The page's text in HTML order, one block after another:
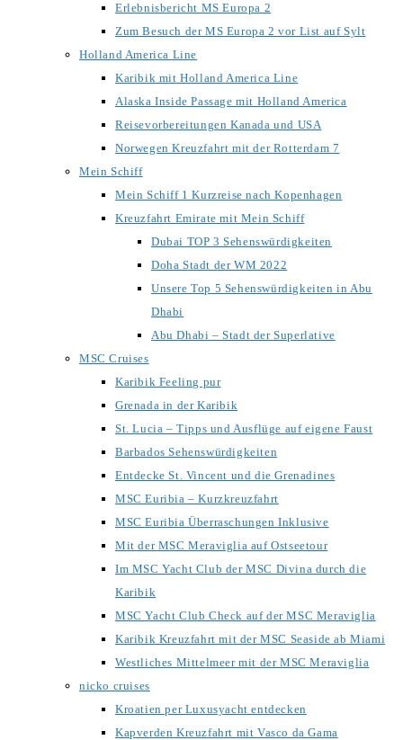
Erlebnisbericht MS Europa 2
Zum Besuch der MS Europa 2 vor List auf Sylt
Holland America Line
Karibik mit Holland America Line
Alaska Inside Passage mit Holland America
Reisevorbereitungen Kanada und USA
Norwegen Kreuzfahrt mit der Rotterdam 7
Mein Schiff
Mein Schiff 1 Kurzreise nach Kopenhagen
Kreuzfahrt Emirate mit Mein Schiff
Dubai TOP 3 Sehenswürdigkeiten
Doha Stadt der WM 2022
Unsere Top 5 Sehenswürdigkeiten in Abu
Dhabi
Abu Dhabi – Stadt der Superlative
MSC Cruises
Karibik Feeling pur
Grenada in der Karibik
St. Lucia – Tipps und Ausflüge auf eigene Faust
Barbados Sehenswürdigkeiten
Entdecke St. Vincent und die Grenadines
MSC Euribia – Kurzkreuzfahrt
MSC Euribia Überraschungen Inklusive
Mit der MSC Meraviglia auf Ostseetour
Im MSC Yacht Club der MSC Divina durch die
Karibik
MSC Yacht Club Check auf der MSC Meraviglia
Karibik Kreuzfahrt mit der MSC Seaside ab Miami
Westliches Mittelmeer mit der MSC Meraviglia
nicko cruises
Kroatien per Luxusyacht entdecken
Kapverden Kreuzfahrt mit Vasco da Gama